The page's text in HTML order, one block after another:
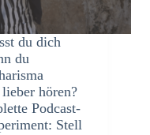
du dich
du
hören?
Podcast-
Stell